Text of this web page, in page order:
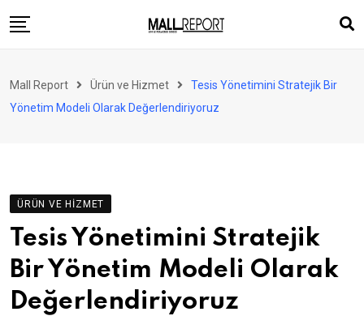
to
Perakende
Ürün ve Hizmet
Enerji
Haber
Gündem
Mall Report Ürün ve Hizmet
Tesis Yönetimini Stratejik Bir
Yönetim Modeli Olarak Değerlendiriyoruz
ÜRÜN VE HIZMET
Tesis Yönetimini Stratejik
Bir Yönetim Modeli Olarak
Değerlendiriyoruz